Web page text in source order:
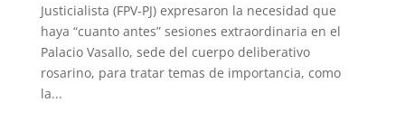
Justicialista (FPV-PJ) expresaron la necesidad que
haya “cuanto antes” sesiones extraordinaria en el
Palacio Vasallo, sede del cuerpo deliberativo
rosarino, para tratar temas de importancia, como
la...